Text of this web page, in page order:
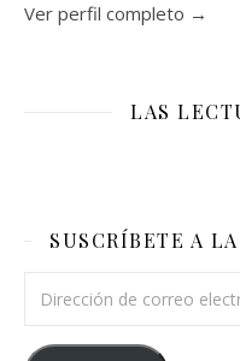
Ver perfil completo →
LAS
SUSCRÍBETE A